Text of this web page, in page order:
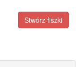
Stwórz fiszki